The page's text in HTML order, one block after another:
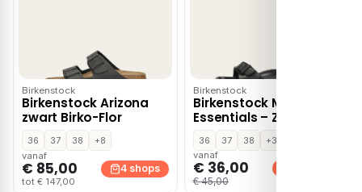
Birkenstock
Birkenstock Arizona
zwart Birko-Flor
36 37 38
+8
vanaf
€ 85,00
tot € 147,00
4 shops
Birkenstock
Birkenstock Madrid
Essentials – Zwart
36 37 38
+3
vanaf
€ 36,00
€ 45,00